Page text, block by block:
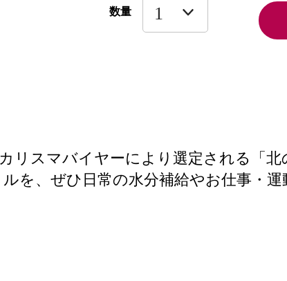
数量
カリスマバイヤーにより選定される「
を、ぜひ日常の水分補給やお仕事・